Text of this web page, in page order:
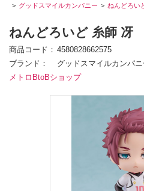
グッドスマイルカンパニー
ねんどろい
ねんどろいど 糸師 冴
商品コード
4580828662575
ブランド
グッドスマイルカンパニ
メトロBtoBショップ